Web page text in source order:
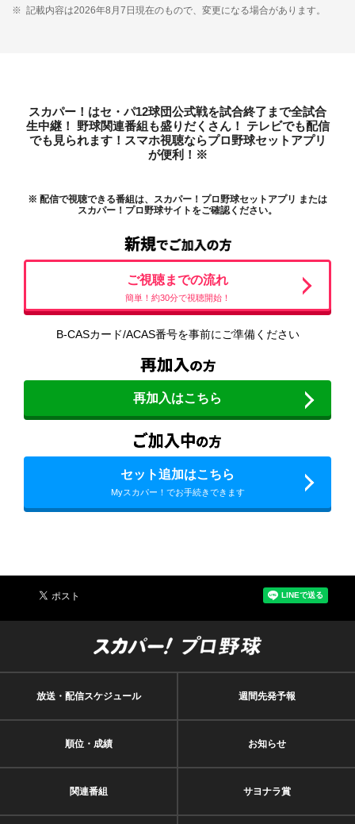
記載内容は2026年8月7日現在のもので、変更になる場合があります。
スカパー！はセ・パ12球団公式戦を試合終了まで全試合
生中継！
野球関連番組も盛りだくさん！
テレビでも配信
でも見られます！スマホ視聴ならプロ野球セットアプリ
が便利！※
※ 配信で視聴できる番組は、スカパー！プロ野球セットアプリ または
スカパー！プロ野球サイトをご確認ください。
ご視聴までの流れ
簡単！約30分で視聴開始！
B-CASカード/ACAS番号を事前にご準備ください
再加入はこちら
セット追加はこちら
Myスカパー！でお手続きできます
放送・配信スケジュール 週間先発予報
順位・成績 お知らせ
関連番組 サヨナラ賞